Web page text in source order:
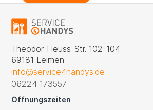
Theodor-Heuss-Str. 102-104
69181 Leimen
info@service4handys.de
06224 173557
Öffnungszeiten